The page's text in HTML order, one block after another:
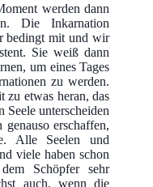
werden dann
Die Inkarnation
bedingt mit und wir
Sie weiß dann
um eines Tages
zu werden.
etwas heran, das
Seele unterscheiden
erschaffen,
Alle Seelen und
viele haben schon
Schöpfer sehr
auch, wenn die